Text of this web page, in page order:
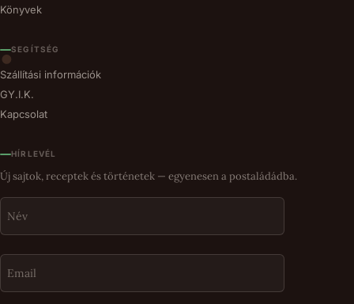
Könyvek
SEGÍTSÉG
Szállítási információk
GY.I.K.
Kapcsolat
HÍRLEVÉL
Új sajtok, receptek és történetek — egyenesen a postaládádba.